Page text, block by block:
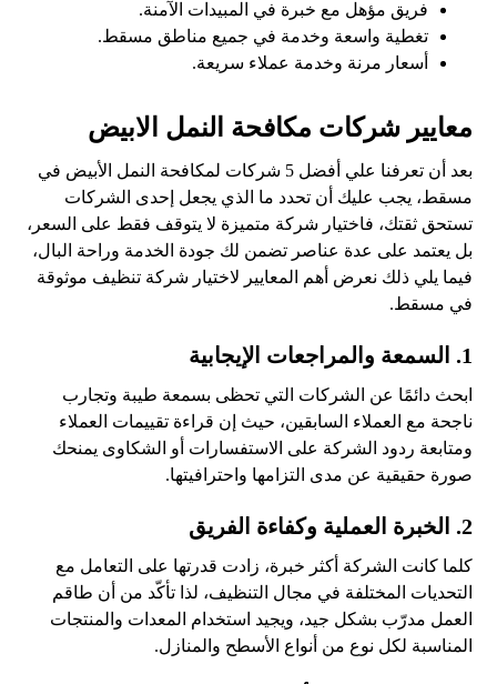
فريق مؤهل مع خبرة في المبيدات الآمنة.
تغطية واسعة وخدمة في جميع مناطق مسقط.
أسعار مرنة وخدمة عملاء سريعة.
معايير شركات مكافحة النمل الابيض
بعد أن تعرفنا علي أفضل 5 شركات لمكافحة النمل الأبيض في
مسقط، يجب عليك أن تحدد ما الذي يجعل إحدى الشركات
تستحق ثقتك، فاختيار شركة متميزة لا يتوقف فقط على السعر،
بل يعتمد على عدة عناصر تضمن لك جودة الخدمة وراحة البال،
فيما يلي ذلك نعرض أهم المعايير لاختيار شركة تنظيف موثوقة
في مسقط.
1. السمعة والمراجعات الإيجابية
ابحث دائمًا عن الشركات التي تحظى بسمعة طيبة وتجارب
ناجحة مع العملاء السابقين، حيث إن قراءة تقييمات العملاء
ومتابعة ردود الشركة على الاستفسارات أو الشكاوى يمنحك
صورة حقيقية عن مدى التزامها واحترافيتها.
2. الخبرة العملية وكفاءة الفريق
كلما كانت الشركة أكثر خبرة، زادت قدرتها على التعامل مع
التحديات المختلفة في مجال التنظيف، لذا تأكّد من أن طاقم
العمل مدرّب بشكل جيد، ويجيد استخدام المعدات والمنتجات
المناسبة لكل نوع من أنواع الأسطح والمنازل.